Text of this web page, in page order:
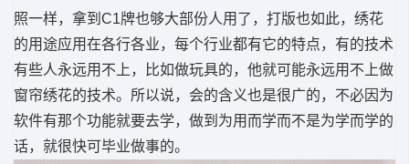
照一样，拿到C1牌也够大部份人用了，打版也如此，绣花
的用途应用在各行各业，每个行业都有它的特点，有的技术
有些人永远用不上，比如做玩具的，他就可能永远用不上做
窗帘绣花的技术。所以说，会的含义也是很广的，不必因为
软件有那个功能就要去学，做到为用而学而不是为学而学的
话，就很快可毕业做事的。